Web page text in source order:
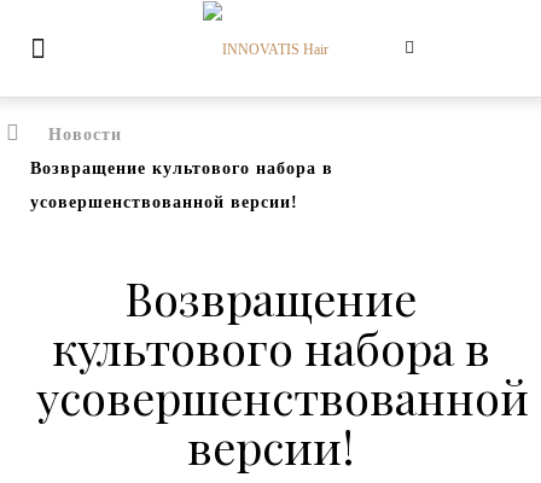
Новости
Возвращение культового набора в
усовершенствованной версии!
Возвращение
культового набора в
усовершенствованной
версии!